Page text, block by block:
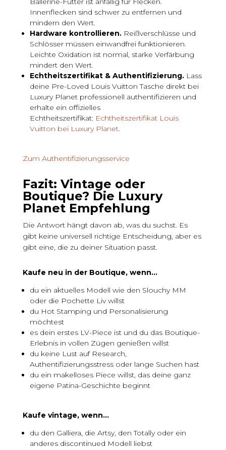
Innenflecken sind schwer zu entfernen und
mindern den Wert.
Hardware kontrollieren.Reißverschlüsse und
Schlösser müssen einwandfrei funktionieren.
Leichte Oxidation ist normal, starke Verfärbung
mindert den Wert.
Echtheitszertifikat & Authentifizierung.Lass
deine Pre-Loved Louis Vuitton Tasche direkt bei
Luxury Planet professionell authentifizieren und
erhalte ein offizielles
Echtheitszertifikat: Echtheitszertifikat Louis
Vuitton bei Luxury Planet.
Zum Authentifizierungsservice
Fazit: Vintage oder
Boutique? Die Luxury
Planet Empfehlung
Die Antwort hängt davon ab, was du suchst. Es
gibt keine universell richtige Entscheidung, aber es
gibt eine, die zu deiner Situation passt.
Kaufe neu in der Boutique, wenn…
du ein aktuelles Modell wie den Slouchy MM
oder die Pochette Liv willst
du Hot Stamping und Personalisierung
möchtest
es dein erstes LV-Piece ist und du das Boutique-
Erlebnis in vollen Zügen genießen willst
du keine Lust auf Research,
Authentifizierungsstress oder lange Suchen hast
du ein makelloses Piece willst, das deine ganz
eigene Patina-Geschichte beginnt
Kaufe vintage, wenn…
du den Galliera, die Artsy, den Totally oder ein
anderes discontinued Modell liebst